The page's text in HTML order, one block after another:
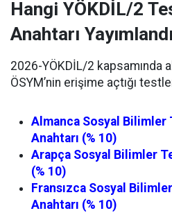
Hangi YÖKDİL/2
Anahtarı
2026-YÖKDİL/2 kapsamında
ÖSYM’nin erişime açtığı
Almanca Sosyal Bilimler
Anahtarı (% 10)
Arapça Sosyal Bilimler
(% 10)
Fransızca Sosyal
Anahtarı (% 10)